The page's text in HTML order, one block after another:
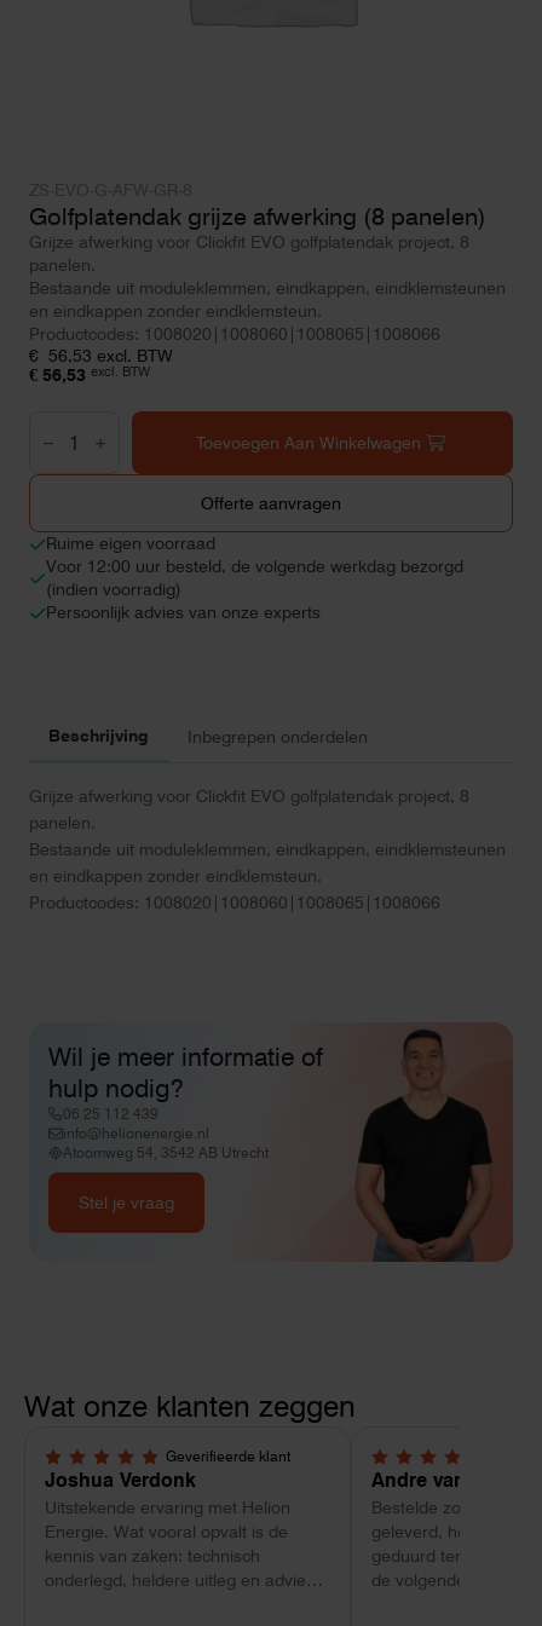
Golfplatendak grijze afwerking (8 panelen)
Grijze afwerking voor Clickfit EVO golfplatendak project, 8
panelen.
Bestaande uit moduleklemmen, eindkappen, eindklemsteunen
en eindkappen zonder eindklemsteun.
Productcodes: 1008020|1008060|1008065|1008066
€ 56,53 excl. BTW
€ 56,53 excl. BTW
Golfplatendak
grijze
afwerking
(8
Toevoegen Aan Winkelwagen
Offerte aanvragen
Ruime eigen voorraad
Voor 12:00 uur besteld, de volgende werkdag bezorgd
(indien voorradig)
Persoonlijk advies van onze experts
Beschrijving Inbegrepen onderdelen
Grijze afwerking voor Clickfit EVO golfplatendak project, 8
panelen.
Bestaande uit moduleklemmen, eindkappen, eindklemsteunen
en eindkappen zonder eindklemsteun.
Productcodes: 1008020|1008060|1008065|1008066
Wil je meer informatie of
hulp nodig?
06 25 112 439
info@helionenergie.nl
Atoomweg 54, 3542 AB Utrecht
Stel je vraag
Wat onze klanten zeggen
Geverifieerde klant
5,0 van 5 sterren
Joshua Verdonk
Uitstekende ervaring met Helion
Energie. Wat vooral opvalt is de
kennis van zaken: technisch
onderlegd, heldere uitleg en advies
4 van 5 sterren
Andre van
Bestelde
geleverd, heeft wel
geduurd terwijl bij
de volgende dag al